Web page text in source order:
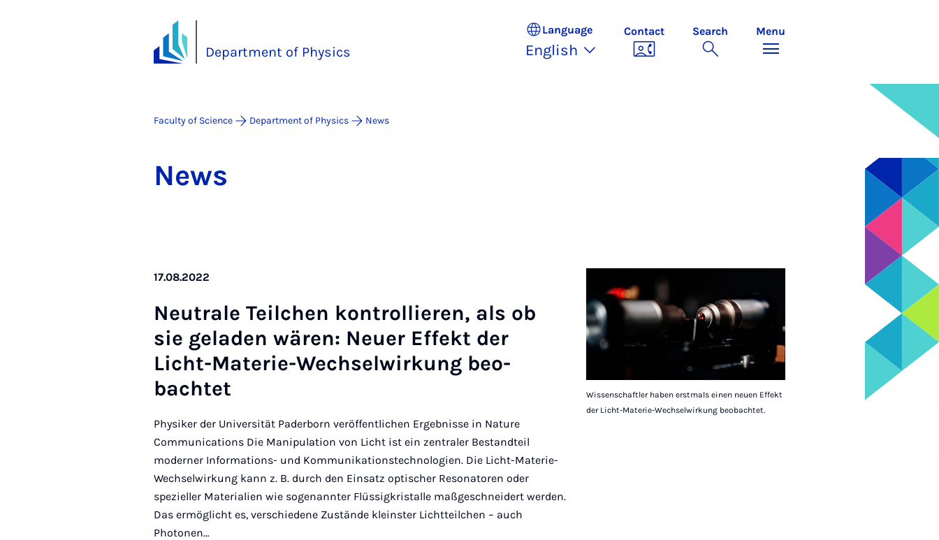
Department of Physics
Language
English
Contact Search Menu
Faculty of Science Department of Physics News
News
Wissenschaftler haben erstmals einen neuen Effekt
der Licht-Materie-Wechselwirkung beobachtet.
17.08.2022
Neut­rale Teilchen kon­trol­lier­en, als ob
sie ge­laden wären: Neuer Ef­fekt der
Licht-Ma­ter­ie-Wech­sel­wirkung beo­
bachtet
Physiker der Universität Paderborn veröffentlichen Ergebnisse in Nature
Communications Die Manipulation von Licht ist ein zentraler Bestandteil
moderner Informations- und Kommunikationstechnologien. Die Licht-Materie-
Wechselwirkung kann z. B. durch den Einsatz optischer Resonatoren oder
spezieller Materialien wie sogenannter Flüssigkristalle maßgeschneidert werden.
Das ermöglicht es, verschiedene Zustände kleinster Lichtteilchen – auch
Photonen…